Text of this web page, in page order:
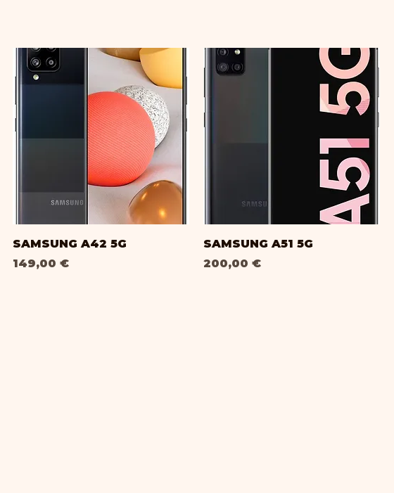
SAMSUNG A42 5G
Prix
149,00 €
SAMSUNG A51 5G
Prix
200,00 €